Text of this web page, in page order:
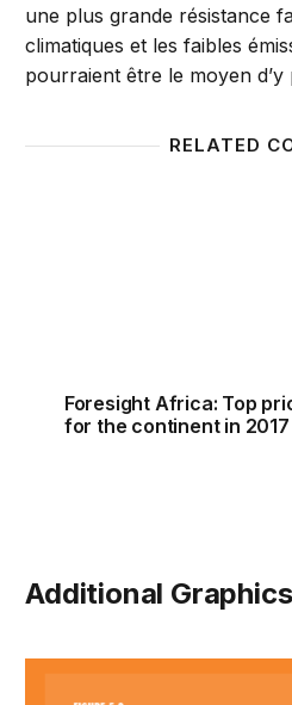
une plus grande résistance
climatiques et les faibles
pourraient être le moyen d’y
RELATED
Foresight Africa: Top
for the continent in 2017
Additional Graphics